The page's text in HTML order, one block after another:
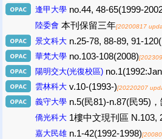
逢甲大學 no.44, 48-65(1999-
陸委會 本刊保留三年[20200817
景文科大 n.25-78, 88-89, 91-
華梵大學 no.103-108(2008)
陽明交大(光復校區)
雲林科大 v.10-(1993-)[20220207
義守大學 n.5(民81)-n.87(民95)
僑光科大 1樓中文現刊區 N.103,
嘉大民雄 n.1-42(1992-1998)